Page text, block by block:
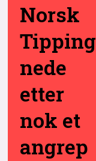
Norsk
Tipping
nede
etter
nok et
angrep